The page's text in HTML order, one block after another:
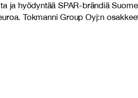
hyödyntää SPAR-brändiä
Tokmanni Group Oyj:n